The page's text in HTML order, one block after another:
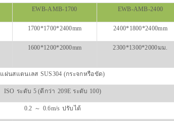
EWB-AMB-1700 EWB-AMB-2400
1700*1700*2400mm 2400*1800*2400mm
1600*1200*2000mm 2300*1300*2000มม.
แผ่นสแตนเลส SUS304 (กระจกหรือขัด)
ISO ระดับ 5 (ดีกว่า 209E ระดับ 100)
0.2 ～ 0.6m/s ปรับได้